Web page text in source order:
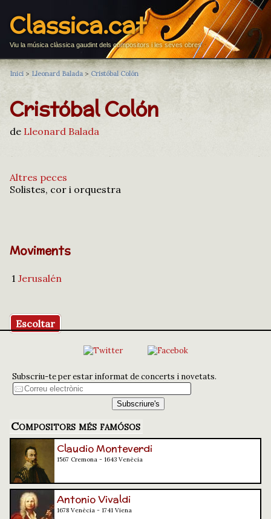
Classica.cat
Viu la música clàssica gaudint dels compositors i les seves obres
Inici > Lleonard Balada > Cristóbal Colón
Cristóbal Colón
de Lleonard Balada
Altres peces
Solistes, cor i orquestra
Moviments
1 Jerusalén
Escoltar
Subscriu-te per estar informat de concerts i novetats.
Compositors més famósos
Claudio Monteverdi
1567 Cremona - 1643 Venècia
Antonio Vivaldi
1678 Venècia - 1741 Viena